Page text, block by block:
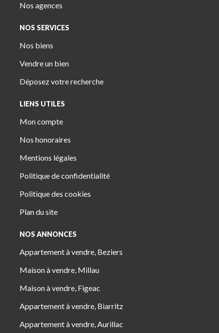
Nos agences
NOS SERVICES
Nos biens
Vendre un bien
Déposez votre recherche
LIENS UTILES
Mon compte
Nos honoraires
Mentions légales
Politique de confidentialité
Politique des cookies
Plan du site
NOS ANNONCES
Appartement à vendre, Beziers
Maison à vendre, Millau
Maison à vendre, Figeac
Appartement à vendre, Biarritz
Appartement à vendre, Aurillac